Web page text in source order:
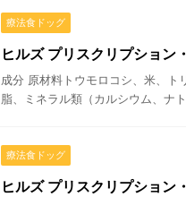
療法食ドッグ
ヒルズ プリスクリプション
成分 原材料トウモロコシ、米、ト
脂、ミネラル類（カルシウム、ナ
療法食ドッグ
ヒルズ プリスクリプション